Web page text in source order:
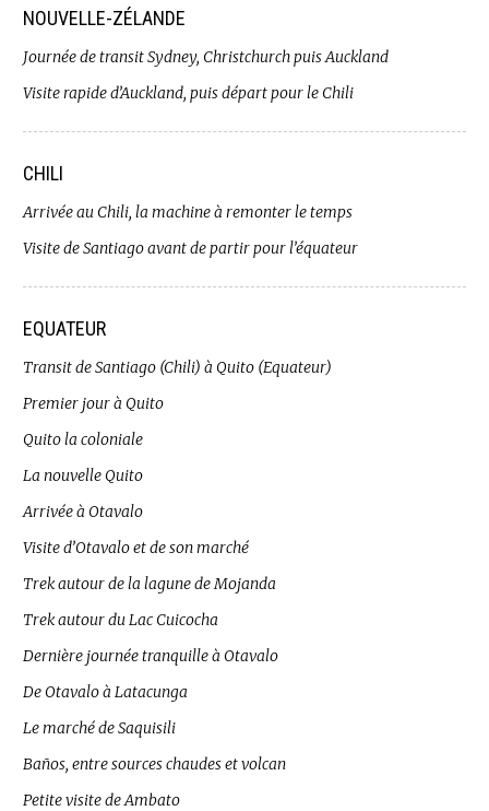
NOUVELLE-ZÉLANDE
Journée de transit Sydney, Christchurch puis Auckland
Visite rapide d’Auckland, puis départ pour le Chili
CHILI
Arrivée au Chili, la machine à remonter le temps
Visite de Santiago avant de partir pour l’équateur
EQUATEUR
Transit de Santiago (Chili) à Quito (Equateur)
Premier jour à Quito
Quito la coloniale
La nouvelle Quito
Arrivée à Otavalo
Visite d’Otavalo et de son marché
Trek autour de la lagune de Mojanda
Trek autour du Lac Cuicocha
Dernière journée tranquille à Otavalo
De Otavalo à Latacunga
Le marché de Saquisili
Baños, entre sources chaudes et volcan
Petite visite de Ambato